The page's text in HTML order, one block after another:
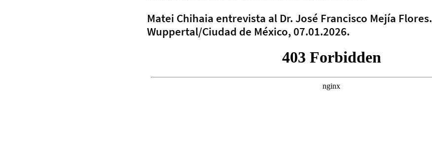
Matei Chihaia entrevista al Dr. José Francisco Mejía Flores.
Wuppertal/Ciudad de México, 07.01.2026.